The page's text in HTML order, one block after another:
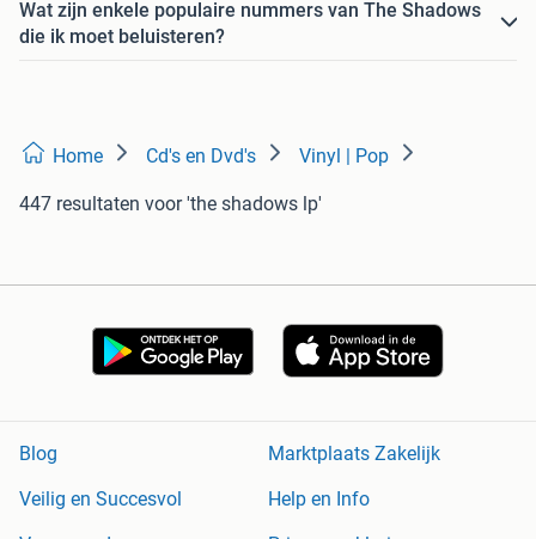
Wat zijn enkele populaire nummers van The Shadows
die ik moet beluisteren?
Home Cd's en Dvd's Vinyl | Pop
447 resultaten voor 'the shadows lp'
Blog
Marktplaats Zakelijk
Veilig en Succesvol
Help en Info